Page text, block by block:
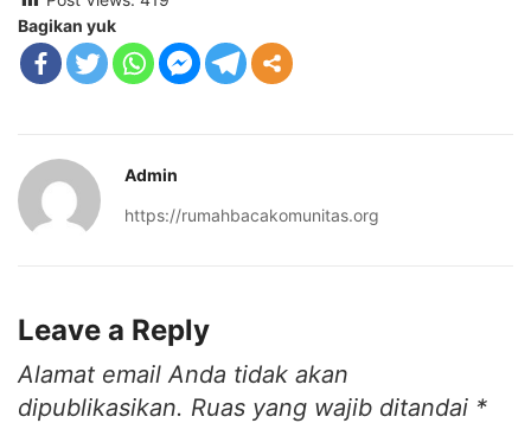
Bagikan yuk
Admin
https://rumahbacakomunitas.org
Leave a Reply
Alamat email Anda tidak akan
dipublikasikan. Ruas yang wajib ditandai *